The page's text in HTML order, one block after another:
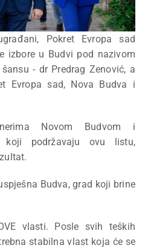
Pokret Evropa sad
izbore u Budvi pod nazivom
- dr Predrag Zenović, a
Evropa sad, Nova Budva i
Novom Budvom i
koji podržavaju ovu listu,
Budva, grad koji brine
vlasti. Posle svih teških
stabilna vlast koja će se